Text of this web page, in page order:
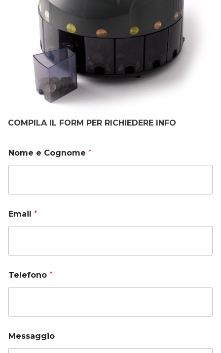
COMPILA IL FORM PER RICHIEDERE INFO
Nome e Cognome *
Email *
Telefono *
Messaggio